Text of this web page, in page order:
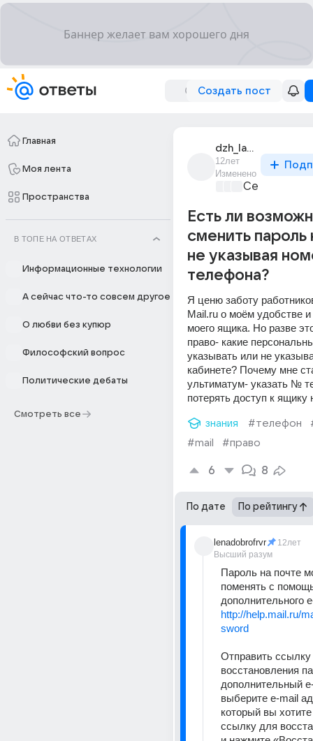
Создать пост
Главная
Моя лента
Пространства
В ТОПЕ НА ОТВЕТАХ
Информационные технологии
А сейчас что-то совсем другое
О любви без купюр
Философский вопрос
Политические дебаты
Смотреть все
dzh_lazkov
12лет
Изменено
Сервисы в
Есть ли
сменить пароль
не указывая
телефона?
Я ценю заботу
Mail.ru о моём удобстве и
моего ящика. Но разве
право- какие
указывать или не
кабинете? Почему мне
ультиматум- указать №
потерять доступ к ящику
знания #телефон
#mail
#право
6 8
По дате По рейтингу
lenadobrofrvr
Высший разум
12лет
Пароль на почте
поменять с
дополнительного
http://help.mail.ru/
sword
Отправить
восстановления
дополнительный
выберите e-mail
который вы
ссылку для